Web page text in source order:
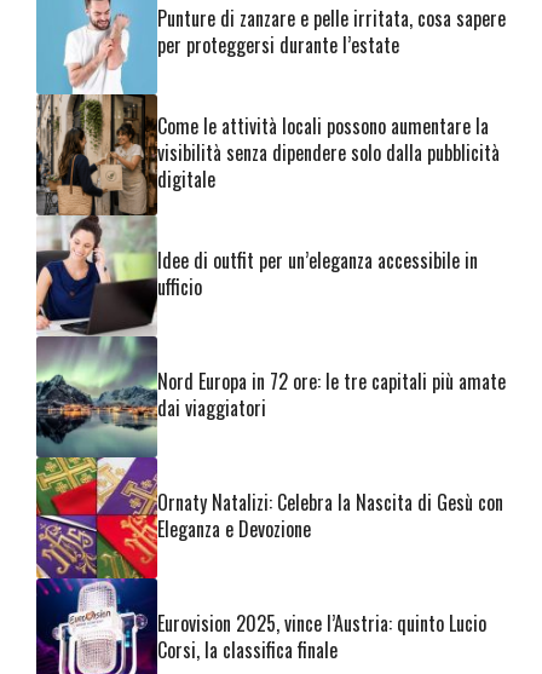
Punture di zanzare e pelle irritata, cosa sapere
per proteggersi durante l’estate
Come le attività locali possono aumentare la
visibilità senza dipendere solo dalla pubblicità
digitale
Idee di outfit per un’eleganza accessibile in
ufficio
Nord Europa in 72 ore: le tre capitali più amate
dai viaggiatori
Ornaty Natalizi: Celebra la Nascita di Gesù con
Eleganza e Devozione
Eurovision 2025, vince l’Austria: quinto Lucio
Corsi, la classifica finale